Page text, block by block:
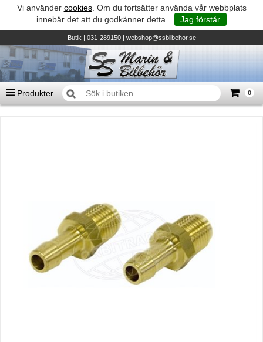
Vi använder cookies. Om du fortsätter använda vår webbplats
innebär det att du godkänner detta.
Jag förstår
Butik| 031-289150 | webshop@ssbilbehor.se
Produkter 0
Honda - Utombordare
HonWave - Gummibåtar
Honda - Elverk & Pumpar